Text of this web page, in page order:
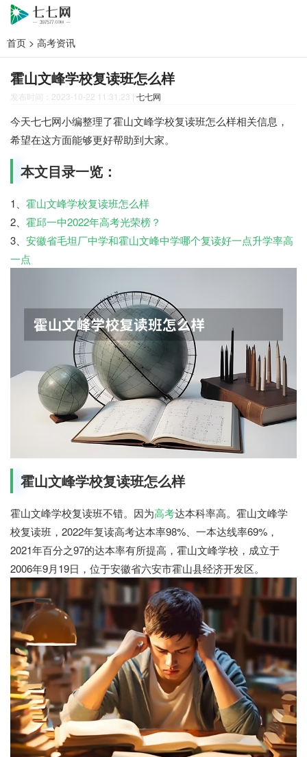
首页 > 高考资讯
霍山文峰学校复读班怎么样
发布时间：2023-10-22 11:31:23 | 七七网
今天七七网小编整理了霍山文峰学校复读班怎么样相关信息，
希望在这方面能够更好帮助到大家。
本文目录一览：
1、 霍山文峰学校复读班怎么样
2、 霍邱一中2022年高考光荣榜？
3、 安徽省毛坦厂中学和霍山文峰中学哪个复读好一点升学率高
一点
霍山文峰学校复读班怎么样
霍山文峰学校复读班不错。因为高考达本科率高。霍山文峰学
校复读班，2022年复读高考达本率98%、一本达线率69%，
2021年百分之97的达本率有所提高，霍山文峰学校，成立于
2006年9月19日，位于安徽省六安市霍山县经济开发区。